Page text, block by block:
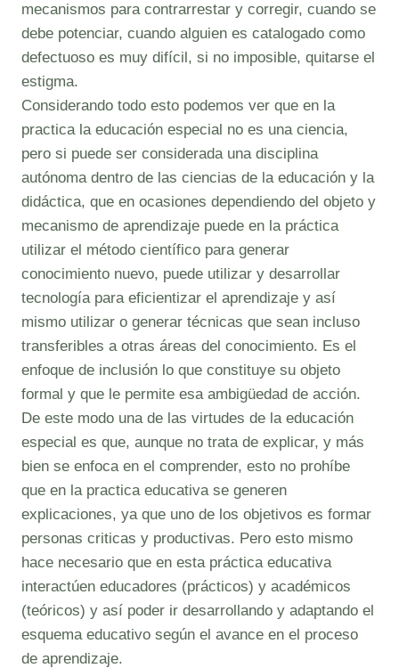
mecanismos para contrarrestar y corregir, cuando se
debe potenciar, cuando alguien es catalogado como
defectuoso es muy difícil, si no imposible, quitarse el
estigma.
Considerando todo esto podemos ver que en la
practica la educación especial no es una ciencia,
pero si puede ser considerada una disciplina
autónoma dentro de las ciencias de la educación y la
didáctica, que en ocasiones dependiendo del objeto y
mecanismo de aprendizaje puede en la práctica
utilizar el método científico para generar
conocimiento nuevo, puede utilizar y desarrollar
tecnología para eficientizar el aprendizaje y así
mismo utilizar o generar técnicas que sean incluso
transferibles a otras áreas del conocimiento. Es el
enfoque de inclusión lo que constituye su objeto
formal y que le permite esa ambigüedad de acción.
De este modo una de las virtudes de la educación
especial es que, aunque no trata de explicar, y más
bien se enfoca en el comprender, esto no prohíbe
que en la practica educativa se generen
explicaciones, ya que uno de los objetivos es formar
personas criticas y productivas. Pero esto mismo
hace necesario que en esta práctica educativa
interactúen educadores (prácticos) y académicos
(teóricos) y así poder ir desarrollando y adaptando el
esquema educativo según el avance en el proceso
de aprendizaje.